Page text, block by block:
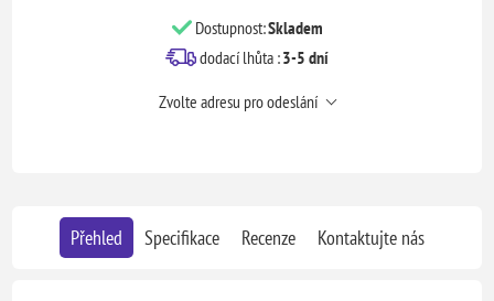
Dostupnost:Skladem
dodací lhůta :3-5 dní
Zvolte adresu pro odeslání
Přehled Specifikace Recenze Kontaktujte nás